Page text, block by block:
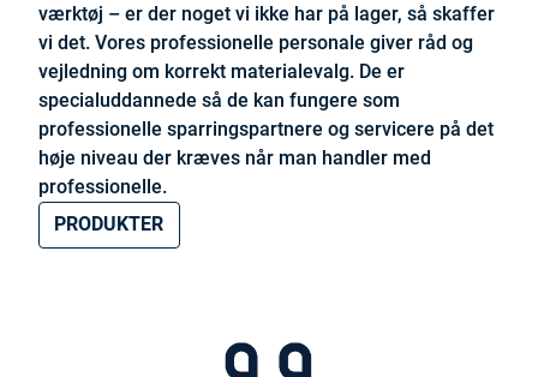
værktøj – er der noget vi ikke har på lager, så skaffer
vi det. Vores professionelle personale giver råd og
vejledning om korrekt materialevalg. De er
specialuddannede så de kan fungere som
professionelle sparringspartnere og servicere på det
høje niveau der kræves når man handler med
professionelle.
PRODUKTER